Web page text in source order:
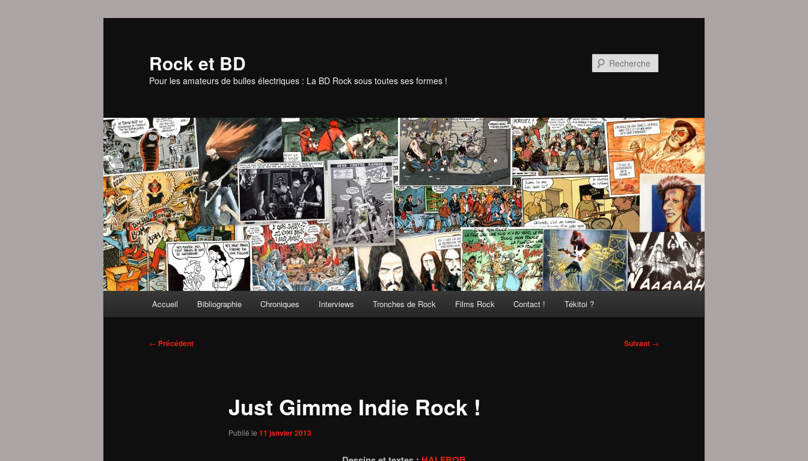
Rock et BD
Pour les amateurs de bulles électriques : La BD Rock sous toutes ses formes !
Accueil Bibliographie Chroniques Interviews Tronches de Rock Films Rock Contact ! Tékitoi ?
Navigation
← Précédent Suivant →
Just Gimme Indie Rock !
Publié le 11 janvier 2013